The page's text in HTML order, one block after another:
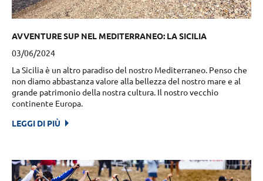
AVVENTURE SUP NEL MEDITERRANEO: LA SICILIA
03/06/2024
La Sicilia è un altro paradiso del nostro Mediterraneo. Penso che
non diamo abbastanza valore alla bellezza del nostro mare e al
grande patrimonio della nostra cultura. Il nostro vecchio
continente Europa.
LEGGI DI PIÙ